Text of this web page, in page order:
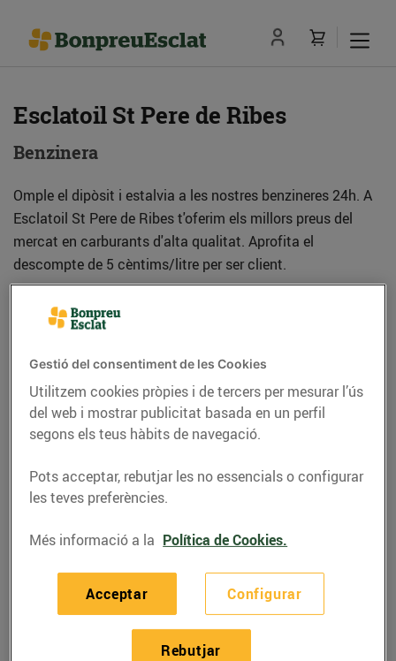
Esclatoil St Pere de Ribes
Benzinera
Omple el dipòsit i estalvia a les nostres benzineres 24h. A
Esclatoil St Pere de Ribes t'oferim els millors preus del
mercat en carburants d'alta qualitat. Aprofita el
descompte de 5 cèntims/litre per ser client.
Ribes
938559397
Horaris Esclatoil Sant Pere De
Gestió del consentiment de les Cookies
Utilitzem cookies pròpies i de tercers per mesurar l’ús
del web i mostrar publicitat basada en un perfil
segons els teus hàbits de navegació.
Pots acceptar, rebutjar les no essencials o configurar
les teves preferències.
Més informació a la Política de Cookies.
Configurar
Rebutjar
Acceptar